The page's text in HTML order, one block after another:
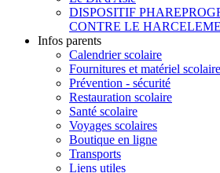
DISPOSITIF PHARE
CONTRE LE
Infos parents
Calendrier scolaire
Fournitures et matériel scolaire
Prévention - sécurité
Restauration scolaire
Santé scolaire
Voyages scolaires
Boutique en ligne
Transports
Liens utiles